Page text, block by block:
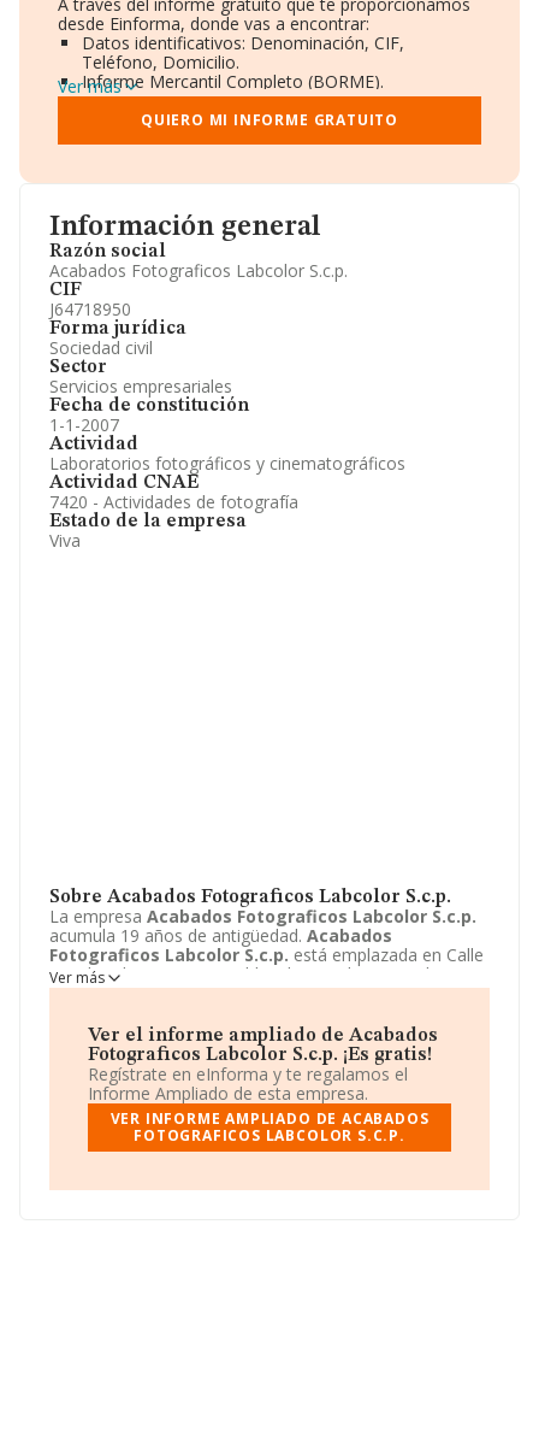
Información general
Razón social
Acabados Fotograficos Labcolor S.c.p.
CIF
J64718950
Forma jurídica
Sociedad civil
Sector
Servicios empresariales
Fecha de constitución
1-1-2007
Actividad
Laboratorios fotográficos y cinematográficos
Actividad CNAE
7420 - Actividades de fotografía
Estado de la empresa
Viva
Sobre Acabados Fotograficos Labcolor S.c.p.
La empresa Acabados Fotograficos Labcolor S.c.p.
acumula 19 años de antigüedad. Acabados
Fotograficos Labcolor S.c.p. está emplazada en Calle
Anselm Clave, 58 - BJ, Caldes de Montbui, Barcelona.
Centra su actividad CNAE como 7420 - Actividades de
Labcolor S.c.p.es Sociedad civil.
Ver más
Ver el informe ampliado de Acabados
Fotograficos Labcolor S.c.p. ¡Es gratis!
Regístrate en eInforma y te regalamos el
Informe Ampliado de esta empresa.
VER INFORME AMPLIADO DE ACABADOS
FOTOGRAFICOS LABCOLOR S.C.P.
desde Einforma, donde vas a encontrar:
Datos identificativos: Denominación, CIF,
Teléfono, Domicilio.
Informe Mercantil Completo (BORME).
Gráficos de Evolución Ventas y Empleados.
Consejo de Administración y Administradores.
Directivos y Ejecutivos.
Información oficial y registral complementaria.
Ver más
QUIERO MI INFORME GRATUITO